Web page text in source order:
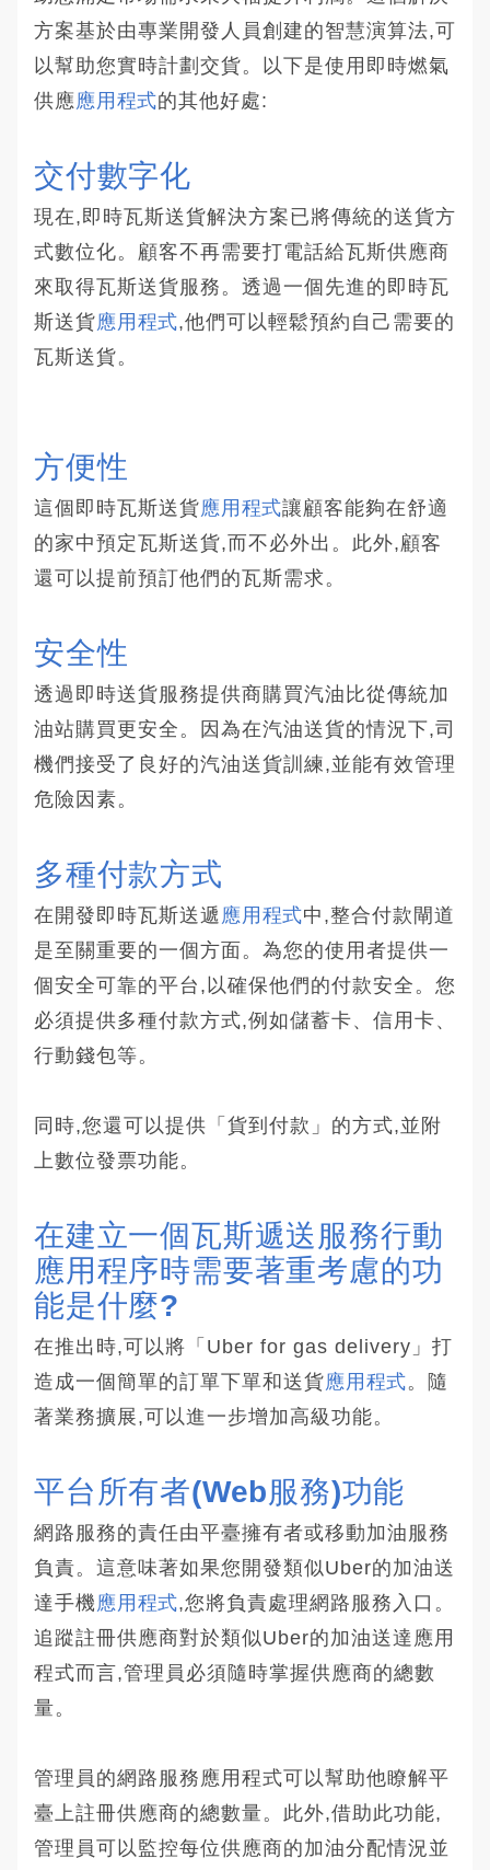
方案基於由專業開發人員創建的智慧演算法,可
以幫助您實時計劃交貨。以下是使用即時燃氣
供應 應用程式的其他好處:
交付數字化
現在,即時瓦斯送貨解決方案已將傳統的送貨方
式數位化。顧客不再需要打電話給瓦斯供應商
來取得瓦斯送貨服務。透過一個先進的即時瓦
斯送貨應用程式,他們可以輕鬆預約自己需要的
瓦斯送貨。
方便性
這個即時瓦斯送貨應用程式讓顧客能夠在舒適
的家中預定瓦斯送貨,而不必外出。此外,顧客
還可以提前預訂他們的瓦斯需求。
安全性
透過即時送貨服務提供商購買汽油比從傳統加
油站購買更安全。因為在汽油送貨的情況下,司
機們接受了良好的汽油送貨訓練,並能有效管理
危險因素。
多種付款方式
在開發即時瓦斯送遞 應用程式中,整合付款閘道
是至關重要的一個方面。為您的使用者提供一
個安全可靠的平台,以確保他們的付款安全。您
必須提供多種付款方式,例如儲蓄卡、信用卡、
行動錢包等。
同時,您還可以提供「貨到付款」的方式,並附
上數位發票功能。
在建立一個瓦斯遞送服務行動
應用程序時需要著重考慮的功
能是什麼?
在推出時,可以將「Uber for gas delivery」打
造成一個簡單的訂單下單和送貨應用程式。隨
著業務擴展,可以進一步增加高級功能。
平台所有者(Web服務)功能
網路服務的責任由平臺擁有者或移動加油服務
負責。這意味著如果您開發類似Uber的加油送
達手機 應用程式,您將負責處理網路服務入口。
追蹤註冊供應商對於類似Uber的加油送達應用
程式而言,管理員必須隨時掌握供應商的總數
量。
管理員的網路服務應用程式可以幫助他瞭解平
臺上註冊供應商的總數量。此外,借助此功能,
管理員可以監控每位供應商的加油分配情況並